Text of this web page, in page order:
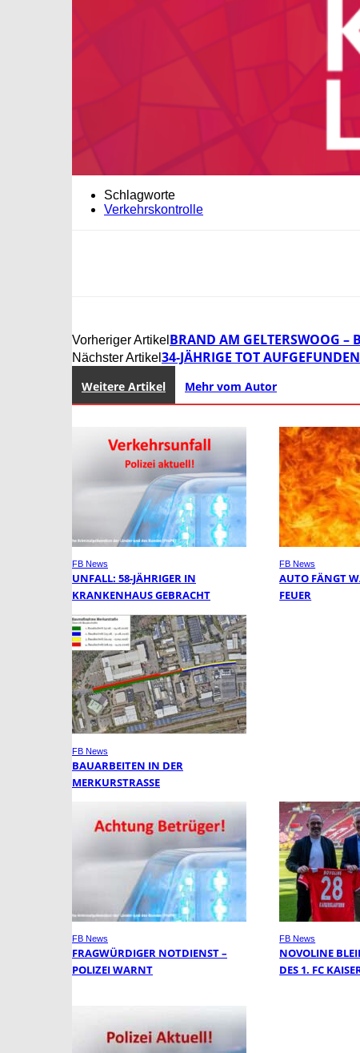
Schlagworte
Verkehrskontrolle
Vorheriger Artikel BRAND AM GELTERSWOOG –
Nächster Artikel 34-JÄHRIGE TOT
Weitere Artikel Mehr vom Autor
FB News
UNFALL: 58-JÄHRIGER IN
KRANKENHAUS GEBRACHT
FB News
AUTO FÄNGT
FEUER
FB News
BAUARBEITEN IN DER
MERKURSTRASSE
FB News
FRAGWÜRDIGER NOTDIENST –
POLIZEI WARNT
FB News
NOVOLINE
DES 1. FC